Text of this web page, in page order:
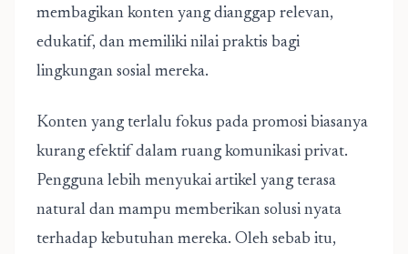
membagikan konten yang dianggap relevan,
edukatif, dan memiliki nilai praktis bagi
lingkungan sosial mereka.
Konten yang terlalu fokus pada promosi biasanya
kurang efektif dalam ruang komunikasi privat.
Pengguna lebih menyukai artikel yang terasa
natural dan mampu memberikan solusi nyata
terhadap kebutuhan mereka. Oleh sebab itu,